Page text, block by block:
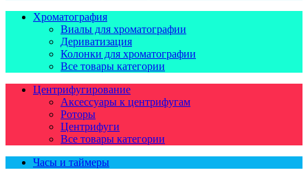
Хроматография
Виалы для хроматографии
Дериватизация
Колонки для хроматографии
Все товары категории
Центрифугирование
Аксессуары к центрифугам
Роторы
Центрифуги
Все товары категории
Часы и таймеры